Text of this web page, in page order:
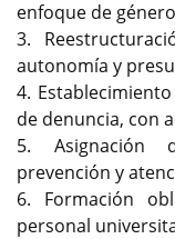
enfoque de
3.
autonomía y
4.
de denuncia, con
5. Asignación
prevención y
6. Formación
personal